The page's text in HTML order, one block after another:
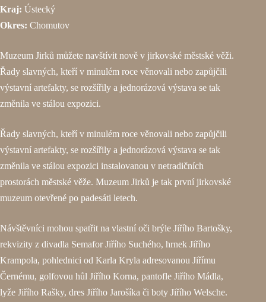
Kraj: Ústecký
Okres: Chomutov
Muzeum Jirků můžete navštívit nově v jirkovské městské věži.
Řady slavných, kteří v minulém roce věnovali nebo zapůjčili
výstavní artefakty, se rozšířily a jednorázová výstava se tak
změnila ve stálou expozici.
Řady slavných, kteří v minulém roce věnovali nebo zapůjčili
výstavní artefakty, se rozšířily a jednorázová výstava se tak
změnila ve stálou expozici instalovanou v netradičních
prostorách městské věže. Muzeum Jirků je tak první jirkovské
muzeum otevřené po padesáti letech.
Návštěvníci mohou spatřit na vlastní oči brýle Jiřího Bartošky,
rekvizity z divadla Semafor Jiřího Suchého, hrnek Jiřího
Krampola, pohlednici od Karla Kryla adresovanou Jiřímu
Černému, golfovou hůl Jiřího Korna, pantofle Jiřího Mádla,
lyže Jiřího Rašky, dres Jiřího Jarošíka či boty Jiřího Welsche.